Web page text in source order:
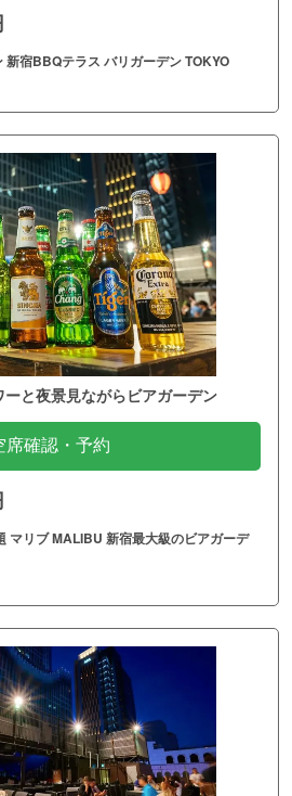
新宿BBQテラス バリガーデン TOKYO
と夜景見ながらビアガーデン
席確認・予約
マリブ MALIBU 新宿最大級のビアガーデ